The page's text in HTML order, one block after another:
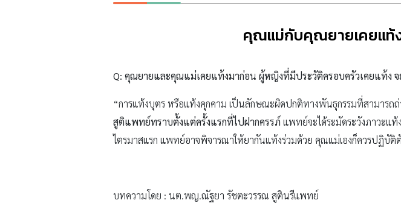
คุณแม่กับคุณยายเคยแท้ง
Q: คุณยายและคุณแม่เคยแท้งมาก่อน ผู้หญิงที่มีประวัติครอบครัวเคยแท้ง จ
“การแท้งบุตร หรือแท้งคุกคาม เป็นลักษณะผิดปกติทางพันธุกรรมที่สามารถถ่
สูติแพทย์ทราบตั้งแต่ครั้งแรกที่ไปฝากครรภ์ แพทย์จะได้ระมัดระวังภาวะแท้
ไตรมาสแรก แพทย์อาจพิจารณาให้ยากันแท้งร่วมด้วย คุณแม่เองก็ควรปฏิบัติ
บทความโดย : นต.พญ.ณัฐยา รัชตะวรรณ สูตินรีแพทย์